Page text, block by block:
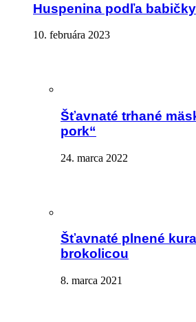
Huspenina podľa babičky
10. februára 2023
Šťavnaté trhané
pork“
24. marca 2022
Šťavnaté plnené
brokolicou
8. marca 2021